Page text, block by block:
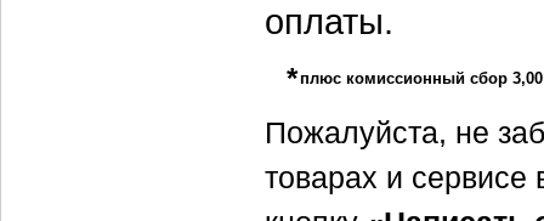
оплаты.
*плюс комиссионный сбор 3,00
Пожалуйста, не
товарах и